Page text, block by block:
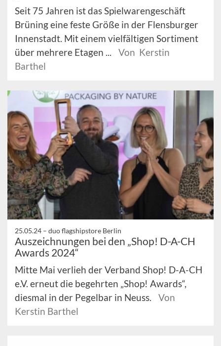
Seit 75 Jahren ist das Spielwarengeschäft
Brüning eine feste Größe in der Flensburger
Innenstadt. Mit einem vielfältigen Sortiment
über mehrere Etagen ...
Von Kerstin
Barthel
25.05.24 – duo flagshipstore Berlin
Auszeichnungen bei den „Shop! D-A-CH
Awards 2024“
Mitte Mai verlieh der Verband Shop! D-A-CH
e.V. erneut die begehrten „Shop! Awards“,
diesmal in der Pegelbar in Neuss.
Von
Kerstin Barthel